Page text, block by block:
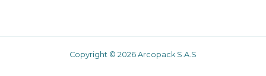
Copyright © 2026 Arcopack S.A.S